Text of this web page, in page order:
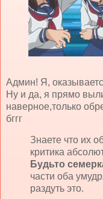
Админ! Я,
Ну и да, я прямо
наверное,только
бггг
Знаете что их
критика
Будьто
части оба
раздуть это.